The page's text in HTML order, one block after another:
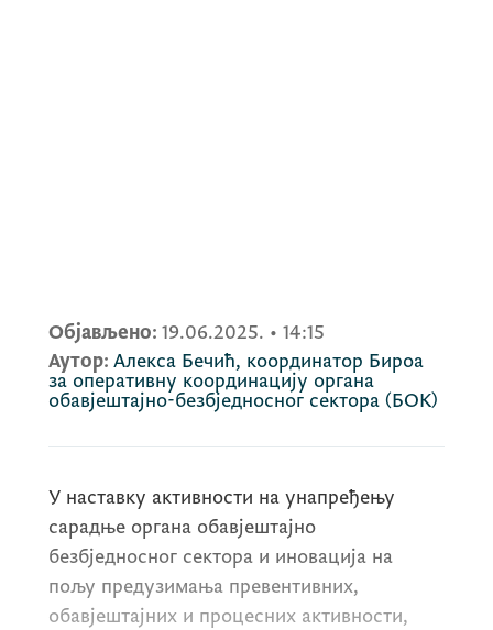
Објављено: 19.06.2025. • 14:15
Аутор: Алекса Бечић, координатор Бироа
за оперативну координацију органа
обавјештајно-безбједносног сектора (БОК)
У наставку активности на унапређењу
сарадње органа обавјештајно
безбједносног сектора и иновација на
пољу предузимања превентивних,
обавјештајних и процесних активности,